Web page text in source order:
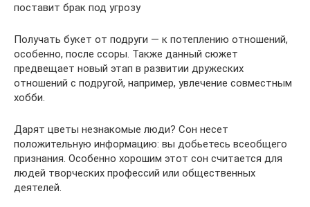
поставит брак под угрозу
Получать букет от подруги — к потеплению отношений,
особенно, после ссоры. Также данный сюжет
предвещает новый этап в развитии дружеских
отношений с подругой, например, увлечение совместным
хобби.
Дарят цветы незнакомые люди? Сон несет
положительную информацию: вы добьетесь всеобщего
признания. Особенно хорошим этот сон считается для
людей творческих профессий или общественных
деятелей.